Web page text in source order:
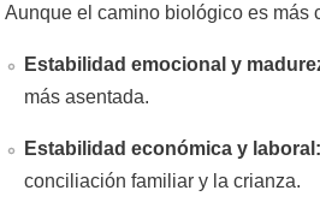
Aunque el camino biológico es más
Estabilidad emocional y
más asentada.
Estabilidad económica y laboral:
conciliación familiar y la crianza.